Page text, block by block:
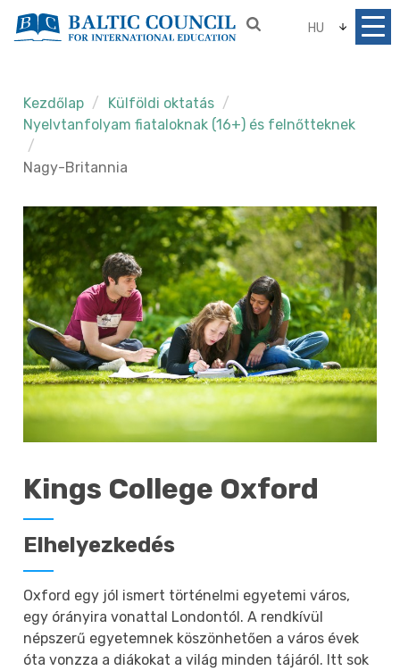
HU
Kezdőlap
Külföldi oktatás
Nyelvtanfolyam fiataloknak (16+) és felnőtteknek
Nagy-Britannia
Kings College Oxford
Elhelyezkedés
Oxford egy jól ismert történelmi egyetemi város,
egy órányira vonattal Londontól. A rendkívül
népszerű egyetemnek köszönhetően a város évek
óta vonzza a diákokat a világ minden tájáról. Itt sok